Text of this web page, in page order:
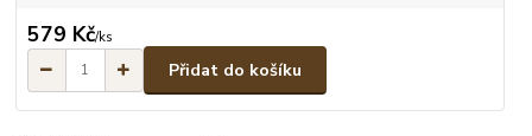
579 Kč/ks
Přidat do košíku